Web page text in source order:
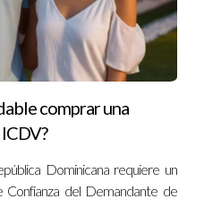
ha visto una revitalización de
a proyectos que han
y la seguridad. Este
vida ha sido positivo para el
considerablemente.
educación de calidad y a
de las familias por
impulsando una demanda en
comprar una
Dominicana requiere un
Confianza del Demandante de